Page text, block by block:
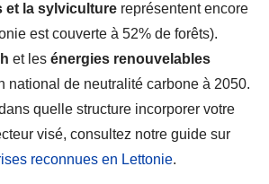
et la sylviculture représentent encore
est couverte à 52% de forêts).
et les énergies renouvelables
national de neutralité carbone à 2050.
quelle structure incorporer votre
visé, consultez notre guide sur
reconnues en Lettonie.